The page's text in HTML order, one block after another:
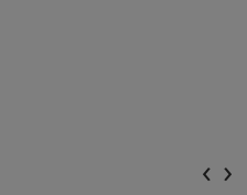
‹ ›